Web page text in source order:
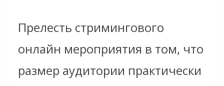
Прелесть стримингового
онлайн мероприятия в том, что
размер аудитории практически